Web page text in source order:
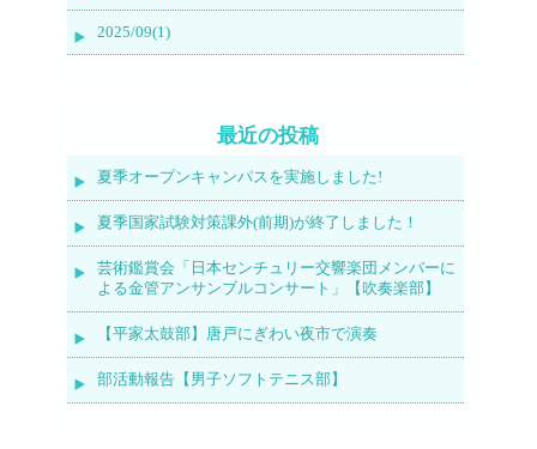
2025/09(1)
最近の投稿
夏季オープンキャンパスを実施しました!
夏季国家試験対策課外(前期)が終了しました！
芸術鑑賞会「日本センチュリー交響楽団メンバーに
よる金管アンサンブルコンサート」【吹奏楽部】
【平家太鼓部】唐戸にぎわい夜市で演奏
部活動報告【男子ソフトテニス部】